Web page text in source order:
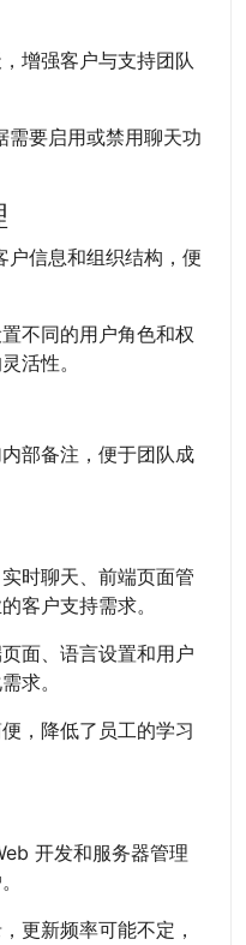
增强客户与支持团队
需要启用或禁用聊天功
户信息和组织结构，便
置不同的用户角色和权
活性。
部备注，便于团队成
时聊天、前端页面管
客户支持需求。
面、语言设置和用户
求。
，降低了员工的学习
开发和服务器管理
更新频率可能不定，